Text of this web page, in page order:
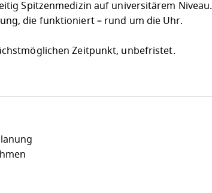
Spitzenmedizin auf universitärem Niveau.
die funktioniert – rund um die Uhr.
Zeitpunkt, unbefristet.